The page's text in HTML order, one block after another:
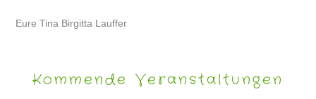
Eure Tina Birgitta Lauffer
Kommende Veranstaltungen